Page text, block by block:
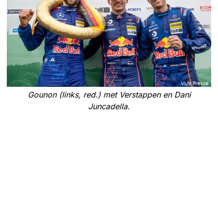
Gounon (links, red.) met Verstappen en Dani
Juncadella.